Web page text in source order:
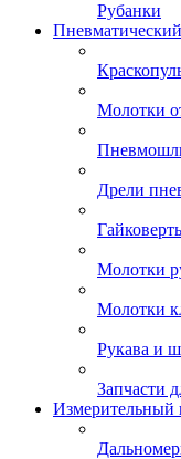
Рубанки
Молотки
Дрели
Молотки
Молотки
Рукава и
Запчасти
Измерительный